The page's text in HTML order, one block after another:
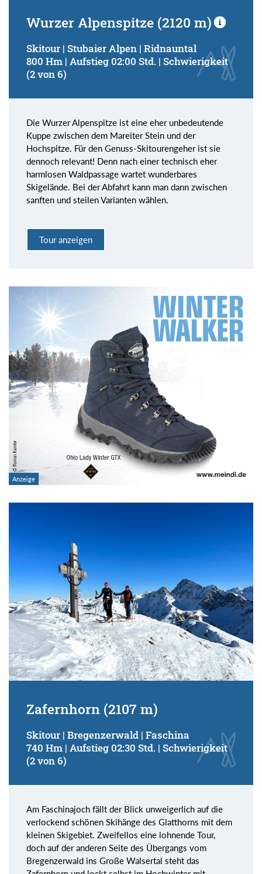
Wurzer Alpenspitze (2120 m)
Skitour | Stubaier Alpen | Ridnauntal
800 Hm | Aufstieg 02:00 Std. | Schwierigkeit
(2 von 6)
Die Wurzer Alpenspitze ist eine eher unbedeutende
Kuppe zwischen dem Mareiter Stein und der
Hochspitze. Für den Genuss-Skitourengeher ist sie
dennoch relevant! Denn nach einer technisch eher
harmlosen Waldpassage wartet wunderbares
Skigelände. Bei der Abfahrt kann man dann zwischen
sanften und steilen Varianten wählen.
Tour anzeigen
Zafernhorn (2107 m)
Skitour | Bregenzerwald | Faschina
740 Hm | Aufstieg 02:30 Std. | Schwierigkeit
(2 von 6)
Am Faschinajoch fällt der Blick unweigerlich auf die
verlockend schönen Skihänge des Glatthorns mit dem
kleinen Skigebiet. Zweifellos eine lohnende Tour,
doch auf der anderen Seite des Übergangs vom
Bregenzerwald ins Große Walsertal steht das